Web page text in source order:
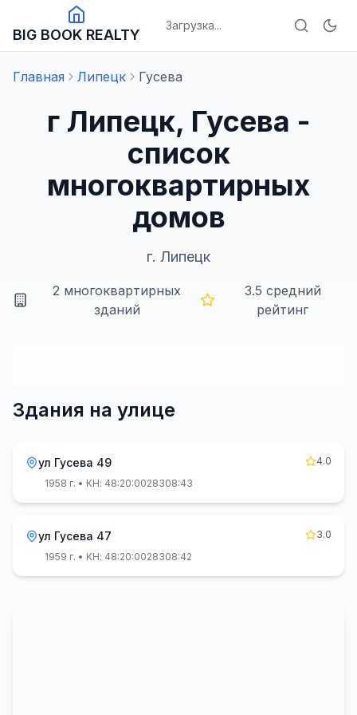
BIG BOOK REALTY
Загрузка...
Главная Липецк Гусева
г Липецк, Гусева -
список
многоквартирных
домов
г. Липецк
2 многоквартирных
зданий
3.5 средний
рейтинг
Здания на улице
ул Гусева 49
4.0
1958 г. • КН: 48:20:0028308:43
ул Гусева 47
3.0
1959 г. • КН: 48:20:0028308:42